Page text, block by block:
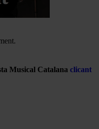
Musical Catalana clicant